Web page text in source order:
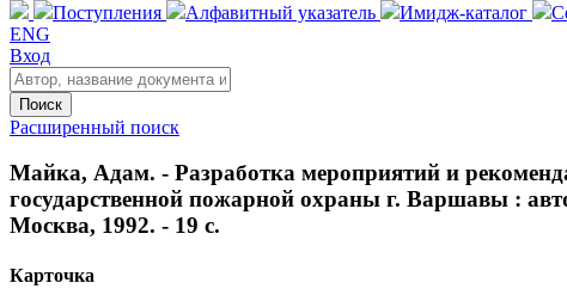
Поступления Алфавитный указатель Имидж-каталог
ENG
Вход
Поиск
Расширенный поиск
Майка, Адам. - Разработка мероприятий и
государственной пожарной охраны г. Варшавы :
Москва, 1992. - 19 с.
Карточка